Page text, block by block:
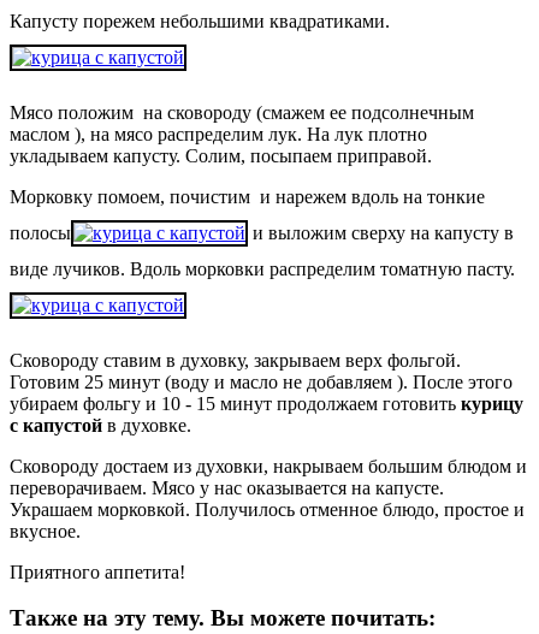
Капусту порежем небольшими квадратиками.
Мясо положим на сковороду (смажем ее подсолнечным
маслом ), на мясо распределим лук. На лук плотно
укладываем капусту. Солим, посыпаем приправой.
Морковку помоем, почистим и нарежем вдоль на тонкие
полосы
и выложим сверху на капусту в
виде лучиков. Вдоль морковки распределим томатную пасту.
Сковороду ставим в духовку, закрываем верх фольгой.
Готовим 25 минут (воду и масло не добавляем ). После этого
убираем фольгу и 10 - 15 минут продолжаем готовить курицу
с капустой в духовке.
Сковороду достаем из духовки, накрываем большим блюдом и
переворачиваем. Мясо у нас оказывается на капусте.
Украшаем морковкой. Получилось отменное блюдо, простое и
вкусное.
Приятного аппетита!
Также на эту тему. Вы можете почитать: